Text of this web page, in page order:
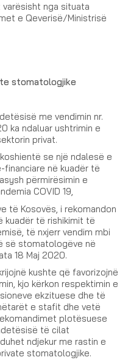
nga situata
e Qeverisë/Ministrisë
stomatologjike
me vendimin nr.
ndaluar ushtrimin e
privat.
se një ndalesë e
në kuadër të
përmirësimin e
COVID 19,
të Kosovës, i rekomandon
kuadër të rishikimit të
të nxjerr vendim mbi
së stomatologëve në
18 Maj 2020.
kushte që favorizojnë
kjo kërkon respektimin e
ekzituese dhe të
e stafit dhe vetë
plotësuese
të cilat
ndjekur me rastin e
stomatologjike.